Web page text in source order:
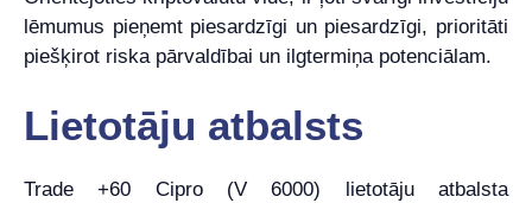
lēmumus pieņemt piesardzīgi un piesardzīgi, prioritāti
piešķirot riska pārvaldībai un ilgtermiņa potenciālam.
Lietotāju atbalsts
Trade +60 Cipro (V 6000) lietotāju atbalsta